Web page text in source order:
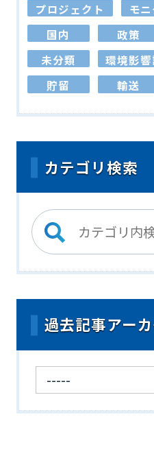
プロジェクト
モ
国内
政策
未分類
環境影
貯留
輸送
カテゴリ検索
過去記事アー